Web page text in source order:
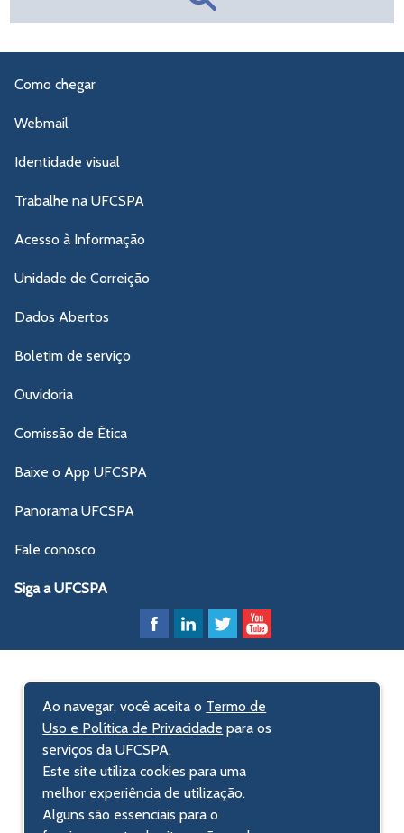
Como chegar
Webmail
Identidade visual
Trabalhe na UFCSPA
Acesso à Informação
Unidade de Correição
Dados Abertos
Boletim de serviço
Ouvidoria
Comissão de Ética
Baixe o App UFCSPA
Panorama UFCSPA
Fale conosco
Siga a UFCSPA
Ao navegar, você aceita o Termo de
Uso e Política de Privacidade para os
serviços da UFCSPA.
Este site utiliza cookies para uma
melhor experiência de utilização.
Alguns são essenciais para o